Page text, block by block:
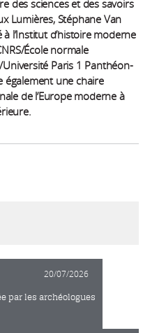
des sciences et des savoirs
Lumières, Stéphane Van
l’Institut d’histoire moderne
École normale
Université Paris 1 Panthéon-
également une chaire
de l’Europe moderne à
20/07/2026
par les archéologues